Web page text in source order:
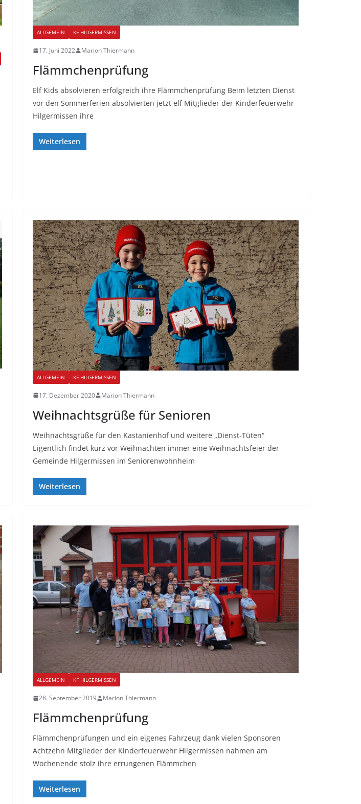
ALLGEMEIN KF HILGERMISSEN
17. Juni 2022 Marion Thiermann
Flämmchenprüfung
Elf Kids absolvieren erfolgreich ihre Flämmchenprüfung Beim letzten Dienst
vor den Sommerferien absolvierten jetzt elf Mitglieder der Kinderfeuerwehr
Hilgermissen ihre
Weiterlesen
ALLGEMEIN KF HILGERMISSEN
17. Dezember 2020 Marion Thiermann
Weihnachtsgrüße für Senioren
Weihnachtsgrüße für den Kastanienhof und weitere „Dienst-Tüten“
Eigentlich findet kurz vor Weihnachten immer eine Weihnachtsfeier der
Gemeinde Hilgermissen im Seniorenwohnheim
Weiterlesen
ALLGEMEIN KF HILGERMISSEN
28. September 2019 Marion Thiermann
Flämmchenprüfung
Flämmchenprüfungen und ein eigenes Fahrzeug dank vielen Sponsoren
Achtzehn Mitglieder der Kinderfeuerwehr Hilgermissen nahmen am
Wochenende stolz ihre errungenen Flämmchen
Weiterlesen